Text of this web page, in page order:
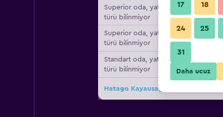
Superior oda, yatak
türü bilinmiyor
Superior oda, yatak
türü bilinmiyor
Standart oda, yatak
türü bilinmiyor
Hatago Kayausagi için diğer 9fırsat
17 18
24 25
31
Daha ucuz